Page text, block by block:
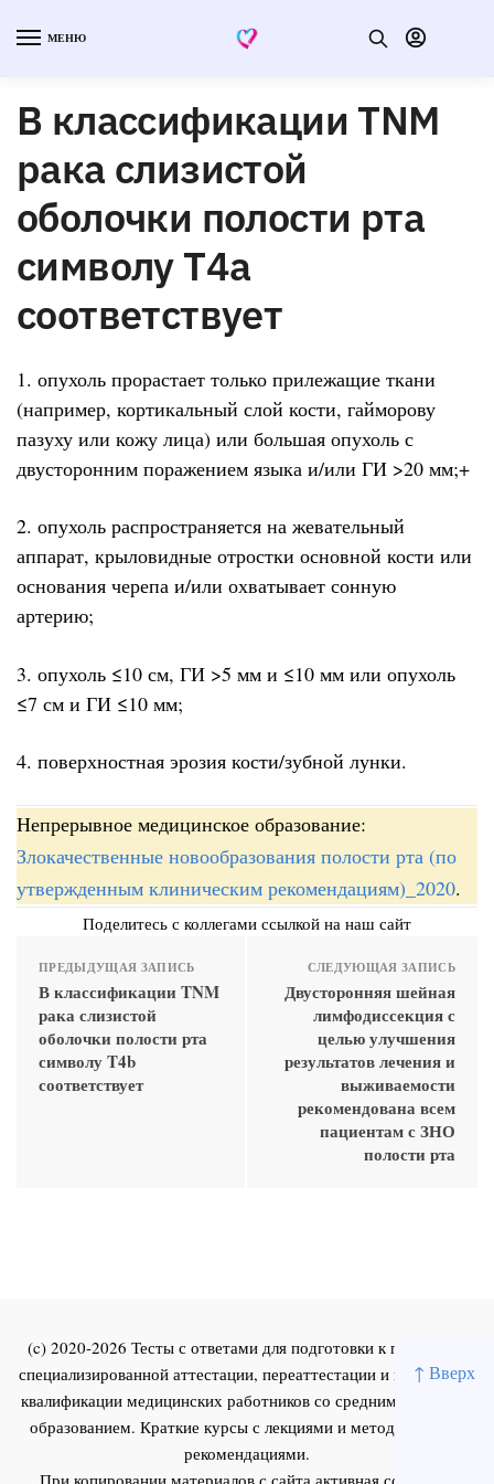
↑ Вверх
МЕНЮ
В классификации TNM
рака слизистой
оболочки полости рта
символу T4а
соответствует
1. опухоль прорастает только прилежащие ткани
(например, кортикальный слой кости, гайморову
пазуху или кожу лица) или большая опухоль с
двусторонним поражением языка и/или ГИ >20 мм;+
2. опухоль распространяется на жевательный
аппарат, крыловидные отростки основной кости или
основания черепа и/или охватывает сонную
артерию;
3. опухоль ≤10 см, ГИ >5 мм и ≤10 мм или опухоль
≤7 см и ГИ ≤10 мм;
4. поверхностная эрозия кости/зубной лунки.
Непрерывное медицинское образование:
Злокачественные новообразования полости рта (по
утвержденным клиническим рекомендациям)_2020.
Поделитесь с коллегами ссылкой на наш сайт
ПРЕДЫДУЩАЯ ЗАПИСЬ
В классификации TNM
рака слизистой
оболочки полости рта
символу T4b
соответствует
СЛЕДУЮЩАЯ ЗАПИСЬ
Двусторонняя шейная
лимфодиссекция с
целью улучшения
результатов лечения и
выживаемости
рекомендована всем
пациентам с ЗНО
полости рта
(c) 2020-2026 Тесты с ответами для подготовки к первичной
специализированной аттестации, переаттестации и повышения
квалификации медицинских работников со средним и высшим
образованием. Краткие курсы с лекциями и методическими
рекомендациями.
При копировании материалов с сайта активная ссылка на